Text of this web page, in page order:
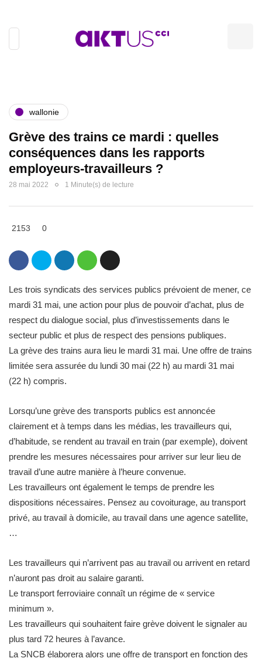
wallonie
Grève des trains ce mardi : quelles
conséquences dans les rapports
employeurs-travailleurs ?
28 mai 2022 1 Minute(s) de lecture
2153 0
Les trois syndicats des services publics prévoient de mener, ce
mardi 31 mai, une action pour plus de pouvoir d’achat, plus de
respect du dialogue social, plus d’investissements dans le
secteur public et plus de respect des pensions publiques.
La grève des trains aura lieu le mardi 31 mai. Une offre de trains
limitée sera assurée du lundi 30 mai (22 h) au mardi 31 mai
(22 h) compris.
Lorsqu’une grève des transports publics est annoncée
clairement et à temps dans les médias, les travailleurs qui,
d’habitude, se rendent au travail en train (par exemple), doivent
prendre les mesures nécessaires pour arriver sur leur lieu de
travail d’une autre manière à l’heure convenue.
Les travailleurs ont également le temps de prendre les
dispositions nécessaires. Pensez au covoiturage, au transport
privé, au travail à domicile, au travail dans une agence satellite,
…
Les travailleurs qui n’arrivent pas au travail ou arrivent en retard
n’auront pas droit au salaire garanti.
Le transport ferroviaire connaît un régime de « service
minimum ».
Les travailleurs qui souhaitent faire grève doivent le signaler au
plus tard 72 heures à l’avance.
La SNCB élaborera alors une offre de transport en fonction des